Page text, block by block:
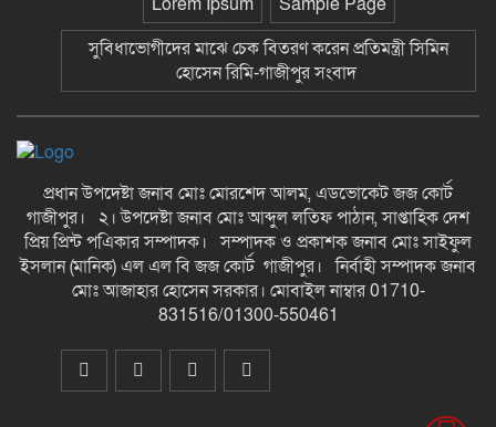
১২ হাজার টাকার ঋণে ১৩ লাখ টাকার
মামলা: সুদের ফাঁদে নীরব নির্যাতনের
শিকার, গ্রেপ্তার সুদ ব্যবসায়ী-গাজীপুর
সংবাদ
হলো ইবাদত ও ইসলামী জ্ঞানচর্চার নতুন
অধ্যায়-গাজীপুর সংবাদ
কুসংস্কারের বলি রতন, সাপের কামড়ে
খেয়ে হাসপাতালের পথে নিভে গেল
আদিবাসী কিশোরের জীবনের প্রদীপ-
গাজীপুর সংবাদ
সুবিধাভোগীদের মাঝে চেক বিতরণ করেন প্রতিমন্ত্রী সিমিন
হোসেন রিমি-গাজীপুর সংবাদ
প্রধান উপদেষ্টা জনাব মোঃ মোরশেদ আলম, এডভোকেট জজ কোর্ট
গাজীপুর। ২। উপদেষ্টা জনাব মোঃ আব্দুল লতিফ পাঠান, সাপ্তাহিক দেশ
প্রিয় প্রিন্ট পএিকার সম্পাদক। সম্পাদক ও প্রকাশক জনাব মোঃ সাইফুল
ইসলান (মানিক) এল এল বি জজ কোর্ট গাজীপুর। নির্বাহী সম্পাদক জনাব
মোঃ আজাহার হোসেন সরকার। মোবাইল নাম্বার 01710-
831516/01300-550461